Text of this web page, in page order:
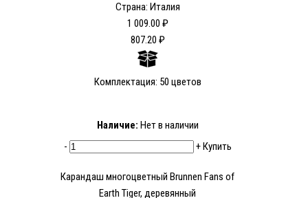
Страна: Италия
1 009.00 ₽
807.20 ₽
Комплектация: 50 цветов
Наличие: Нет в наличии
-
+Купить
Карандаш многоцветный Brunnen Fans of
Earth Tiger, деревянный